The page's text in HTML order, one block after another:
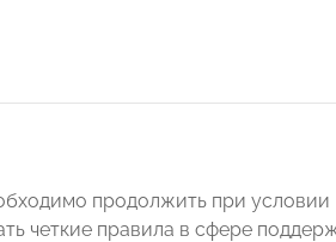
продолжить при условии
четкие правила в сфере